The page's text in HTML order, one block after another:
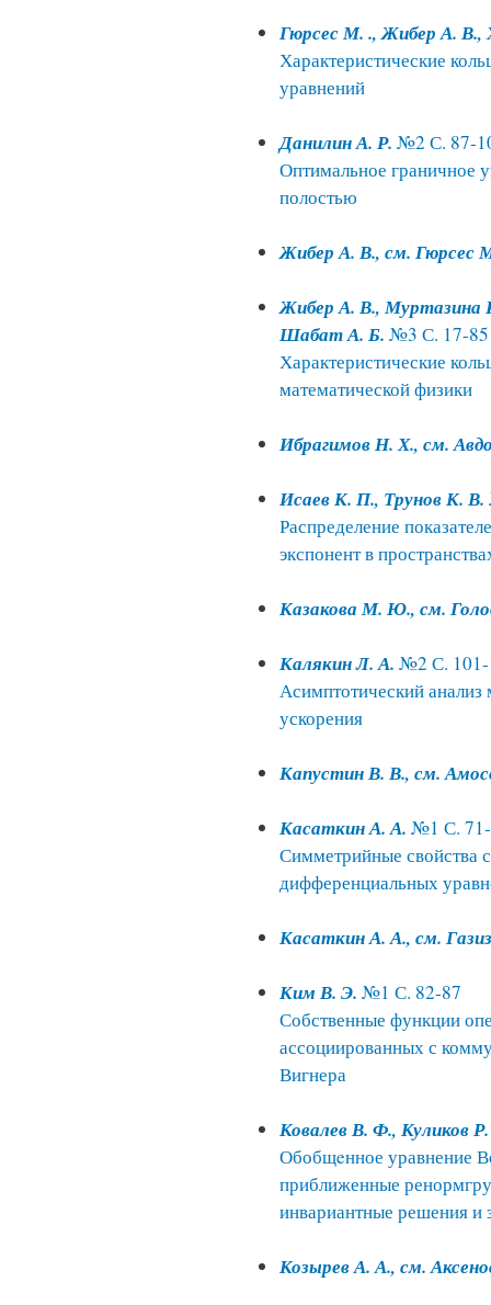
Гюрсес М. ., Жибер А. В.,
Характеристические
уравнений
Данилин А. Р. №2 С. 87-
Оптимальное граничное
полостью
Жибер А. В., см. Гюрсес
Жибер А. В., Муртазина
Шабат А. Б. №3 С. 17-85
Характеристические
математической физики
Ибрагимов Н. Х., см.
Исаев К. П., Трунов К. В.
Распределение
экспонент в
Казакова М. Ю., см.
Калякин Л. А. №2 С. 101-
Асимптотический
ускорения
Капустин В. В., см.
Касаткин А. А. №1 С.
Симметрийные свойства
дифференциальных
Касаткин А. А., см.
Ким В. Э. №1 С. 82-87
Собственные функции
ассоциированных с
Вигнера
Ковалев В. Ф., Куликов
Обобщeнное уравнение
приближенные
инвариантные решения и
Козырев А. А., см.